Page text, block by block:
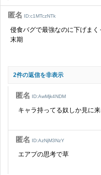
匿名 ID:c1MTczNTk
侵食バグで最強なのに下げま
末期
2件の返信を非表示
匿名 ID:AwMjk4NDM
キャラ持ってる奴しか見に
匿名 ID:AzNjM3NzY
エアプの思考で草